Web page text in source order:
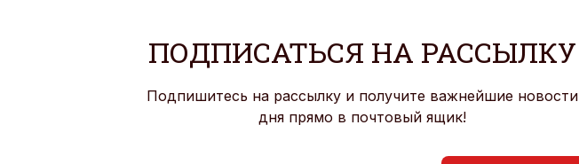
ПОДПИСАТЬСЯ НА РАССЫЛКУ
Подпишитесь на рассылку и получите важнейшие новости
дня прямо в почтовый ящик!